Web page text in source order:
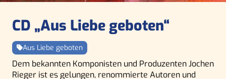
CD „Aus Liebe geboten“
Aus Liebe geboten
Dem bekannten Komponisten und Produzenten Jochen
Rieger ist es gelungen, renommierte Autoren und